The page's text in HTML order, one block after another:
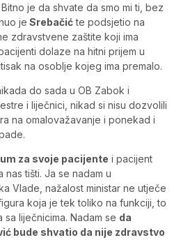
Bitno je da shvate da smo mi ti, bez
je Srebačićte podsjetio na
zdravstvene zaštite koji ima
dolaze na hitni prijem u
na osoblje kojeg ima premalo.
do sada u OB Zabok i
i liječnici, nikad si nisu dozvolili
na omalovažavanje i ponekad i
za svoje pacijente i pacijent
tišti. Ja se nadam u
Vlade, nažalost ministar ne utječe
koja je tek toliko na funkciji, to
liječnicima. Nadam se da
bude shvatio da nije zdravstvo